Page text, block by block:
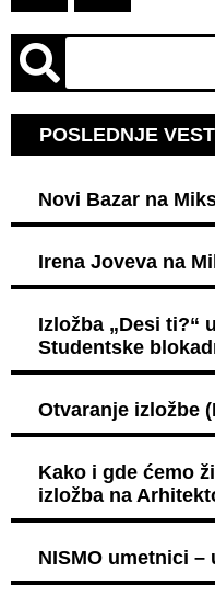
POSLEDNJE
Novi Bazar na
Irena Joveva na
Izložba „Desi ti?“
Studentske
Otvaranje izložbe
Kako i gde ćemo
izložba na
NISMO umetnici